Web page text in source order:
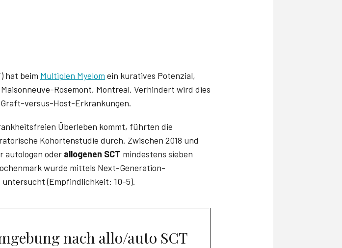
hat beim Multiplen Myelom ein kuratives Potenzial,
Rosemont, Montreal. Verhindert wird dies
versus-Host-Erkrankungen.
Überleben kommt, führten die
Kohortenstudie durch. Zwischen 2018 und
autologen oder allogenen SCT mindestens sieben
wurde mittels Next-Generation-
(Empfindlichkeit: 10-5).
nach allo/auto SCT